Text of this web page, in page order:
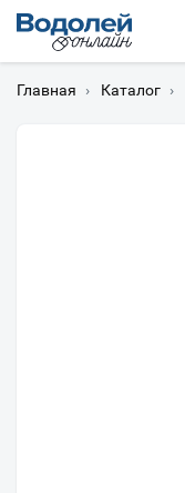
Главная › Каталог ›